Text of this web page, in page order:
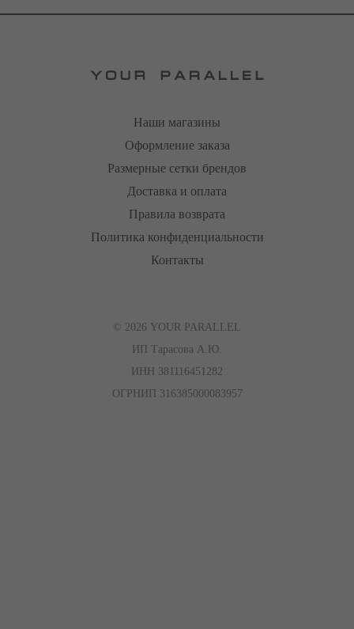
Наши магазины
Оформление заказа
Размерные сетки брендов
Доставка и оплата
Правила возврата
Политика конфиденциальности
Контакты
© 2026 YOUR PARALLEL
ИП Тарасова А.Ю.
ИНН 381116451282
ОГРНИП 316385000083957